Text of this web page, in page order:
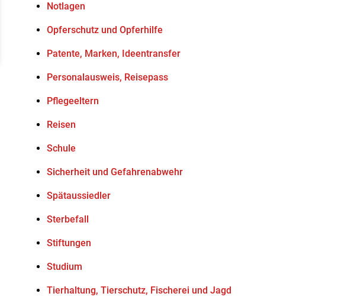
Notlagen
Opferschutz und Opferhilfe
Patente, Marken, Ideentransfer
Personalausweis, Reisepass
Pflegeeltern
Reisen
Schule
Sicherheit und Gefahrenabwehr
Spätaussiedler
Sterbefall
Stiftungen
Studium
Tierhaltung, Tierschutz, Fischerei und Jagd